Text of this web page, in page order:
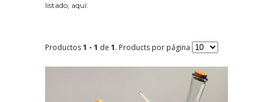
listado, aquí:
Productos1 - 1 de 1. Products por página